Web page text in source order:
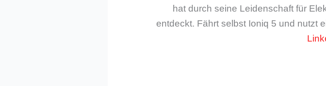
hat durch seine Leidenschaft für
entdeckt. Fährt selbst Ioniq 5 und nutzt